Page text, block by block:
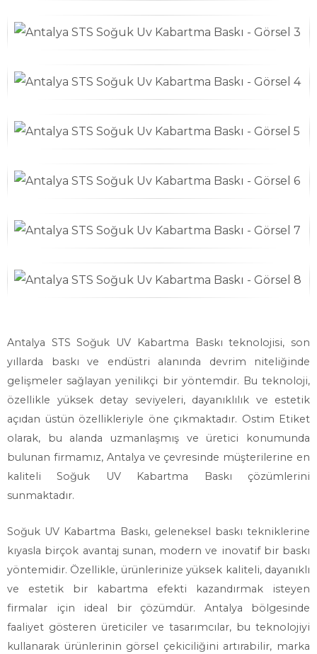
Antalya STS Soğuk UV Kabartma Baskı teknolojisi, son
yıllarda baskı ve endüstri alanında devrim niteliğinde
gelişmeler sağlayan yenilikçi bir yöntemdir. Bu teknoloji,
özellikle yüksek detay seviyeleri, dayanıklılık ve estetik
açıdan üstün özellikleriyle öne çıkmaktadır. Ostim Etiket
olarak, bu alanda uzmanlaşmış ve üretici konumunda
bulunan firmamız, Antalya ve çevresinde müşterilerine en
kaliteli Soğuk UV Kabartma Baskı çözümlerini
sunmaktadır.
Soğuk UV Kabartma Baskı, geleneksel baskı tekniklerine
kıyasla birçok avantaj sunan, modern ve inovatif bir baskı
yöntemidir. Özellikle, ürünlerinize yüksek kaliteli, dayanıklı
ve estetik bir kabartma efekti kazandırmak isteyen
firmalar için ideal bir çözümdür. Antalya bölgesinde
faaliyet gösteren üreticiler ve tasarımcılar, bu teknolojiyi
kullanarak ürünlerinin görsel çekiciliğini artırabilir, marka